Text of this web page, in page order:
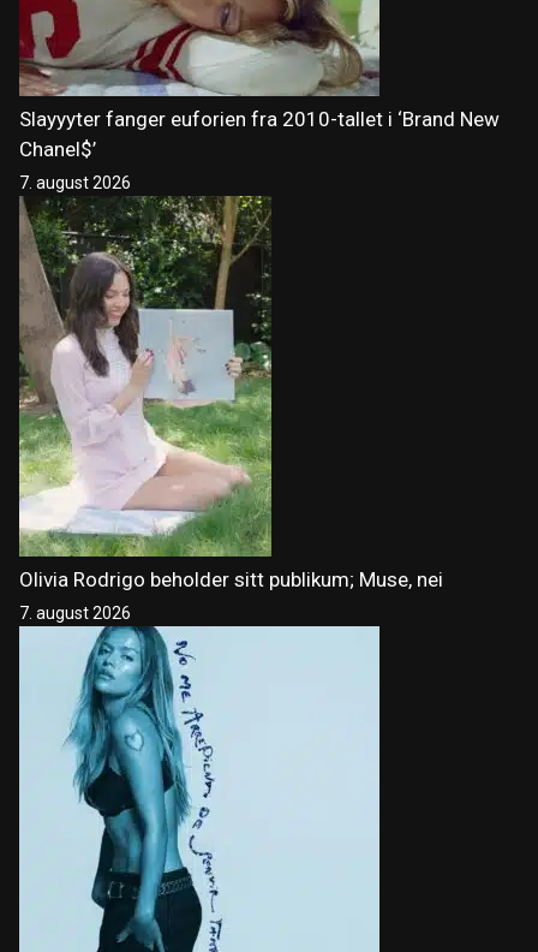
Slayyyter fanger euforien fra 2010-tallet i ‘Brand New
Chanel$’
7. august 2026
Olivia Rodrigo beholder sitt publikum; Muse, nei
7. august 2026